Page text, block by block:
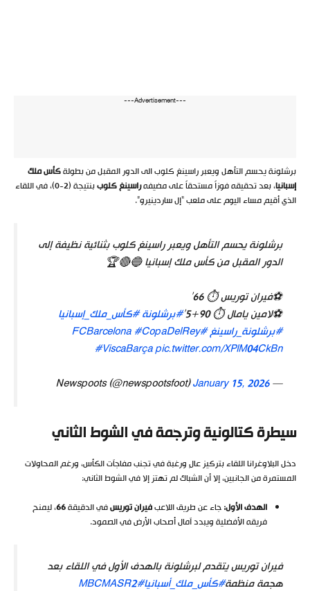
---Advertisement---
برشلونة يحسم التأهل ويعبر راسينغ كلوب الى الدور المقبل من بطولةكأس ملك
إسبانيا، بعد تحقيقه فوزاً مستحقاً على مضيفهراسينغ كلوب
بنتيجة (2-0)، في اللقاء
الذي أقيم مساء اليوم على ملعب “إل ساردينيرو”.
برشلونة يحسم التأهل ويعبر راسينغ كلوب بثنائية نظيفة إلى
الدور المقبل من كأس ملك إسبانيا 🔵🔴🏆
⚽️فيران توريس ⏱️ 66’
⚽️لامين يامال ⏱️ 90+5’
#برشلونة#كأس_ملك_إسبانيا
#برشلونة_راسينغ#FCBarcelona
#CopaDelRey
#ViscaBarçapic.twitter.com/XPlM04CkBn
— Newspoots (@newspootsfoot)
January 15, 2026
سيطرة كتالونية وترجمة في الشوط الثاني
دخل البلاوغرانا اللقاء بتركيز عالٍ ورغبة في تجنب مفاجآت الكأس، ورغم المحاولات
المستمرة من الجانبين، إلا أن الشباك لم تهتز إلا في الشوط الثاني:
الهدف الأول:جاء عن طريق اللاعبفيران توريسفي الدقيقة66، ليمنح
فريقه الأفضلية ويبدد آمال أصحاب الأرض في الصمود.
فيران توريس يتقدم لبرشلونة بالهدف الأول في اللقاء بعد
هجمة منظمة#كأس_ملك_أسبانيا#MBCMASR2